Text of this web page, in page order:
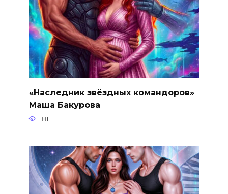
«Наследник звёздных командоров»
Маша Бакурова
181